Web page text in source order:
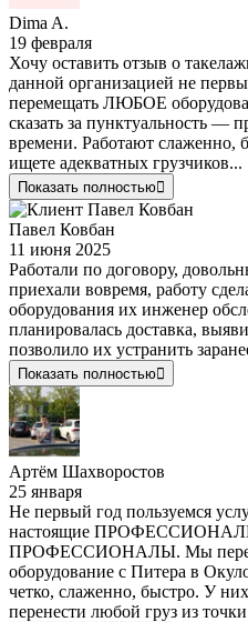
Dima A.
19 февраля
Хочу оставить отзыв о
данной организацией не
перемещать ЛЮБОЕ
сказать за пунктуальность —
времени. Работают слаженно,
ищете адекватных грузчиков...
Показать полностью
Павел Ковбан
11 июня 2025
Работали по договору,
приехали вовремя, работу
оборудования их инженер
планировалась доставка,
позволило их устранить
Показать полностью
Артём Шахворостов
25 января
Не первый год пользуемся
настоящие ПРОФЕССИОНАЛЫ
ПРОФЕССИОНАЛЫ. Мы
оборудование с Питера в
четко, слаженно, быстро. У
перенести любой груз из